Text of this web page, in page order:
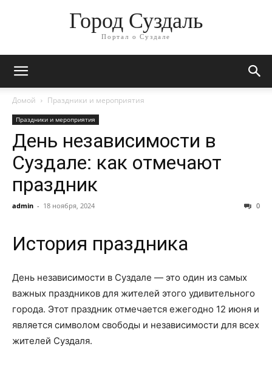
Город Суздаль
Портал о Суздале
Домой Праздники и мероприятия
Праздники и мероприятия
День независимости в
Суздале: как отмечают
праздник
admin - 18 ноября, 2024 0
История праздника
День независимости в Суздале — это один из самых
важных праздников для жителей этого удивительного
города. Этот праздник отмечается ежегодно 12 июня и
является символом свободы и независимости для всех
жителей Суздаля.